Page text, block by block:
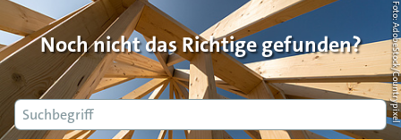
Noch nicht das Richtige gefunden?
Suche Foto: AdobeStock/Countrypixel